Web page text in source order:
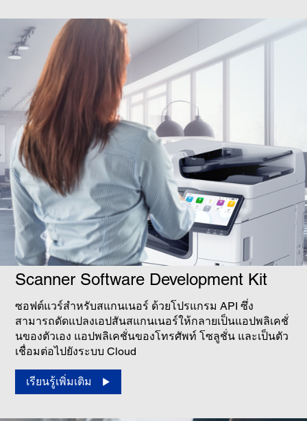
Scanner Software Development Kit
ซอฟต์แวร์สำหรับสแกนเนอร์ ด้วยโปรแกรม API ซึ่ง
สามารถดัดแปลงเอปสันสแกนเนอร์ให้กลายเป็นแอปพลิเคชั่
นของตัวเอง แอปพลิเคชั่นของโทรศัพท์ โซลูชั่น และเป็นตัว
เชื่อมต่อไปยังระบบ Cloud
เรียนรู้เพิ่มเติม